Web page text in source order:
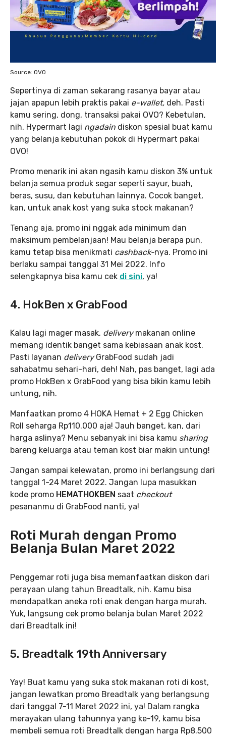
Source: OVO
Sepertinya di zaman sekarang rasanya bayar atau
jajan apapun lebih praktis pakai e-wallet, deh. Pasti
kamu sering, dong, transaksi pakai OVO? Kebetulan,
nih, Hypermart lagi ngadain diskon spesial buat kamu
yang belanja kebutuhan pokok di Hypermart pakai
OVO!
Promo menarik ini akan ngasih kamu diskon 3% untuk
belanja semua produk segar seperti sayur, buah,
beras, susu, dan kebutuhan lainnya. Cocok banget,
kan, untuk anak kost yang suka stock makanan?
Tenang aja, promo ini nggak ada minimum dan
maksimum pembelanjaan! Mau belanja berapa pun,
kamu tetap bisa menikmati cashback-nya. Promo ini
berlaku sampai tanggal 31 Mei 2022. Info
selengkapnya bisa kamu cek di sini, ya!
4. HokBen x GrabFood
Kalau lagi mager masak, deliverymakanan online
memang identik banget sama kebiasaan anak kost.
Pasti layanan deliveryGrabFood sudah jadi
sahabatmu sehari-hari, deh! Nah, pas banget, lagi ada
promo HokBen x GrabFood yang bisa bikin kamu lebih
untung, nih.
Manfaatkan promo 4 HOKA Hemat + 2 Egg Chicken
Roll seharga Rp110.000 aja! Jauh banget, kan, dari
harga aslinya? Menu sebanyak ini bisa kamu sharing
bareng keluarga atau teman kost biar makin untung!
Jangan sampai kelewatan, promo ini berlangsung dari
tanggal 1-24 Maret 2022. Jangan lupa masukkan
kode promo HEMATHOKBEN saat checkout
pesananmu di GrabFood nanti, ya!
Roti Murah dengan Promo
Belanja Bulan Maret 2022
Penggemar roti juga bisa memanfaatkan diskon dari
perayaan ulang tahun Breadtalk, nih. Kamu bisa
mendapatkan aneka roti enak dengan harga murah.
Yuk, langsung cek promo belanja bulan Maret 2022
dari Breadtalk ini!
5. Breadtalk 19th Anniversary
Yay! Buat kamu yang suka stok makanan roti di kost,
jangan lewatkan promo Breadtalk yang berlangsung
dari tanggal 7-11 Maret 2022 ini, ya! Dalam rangka
merayakan ulang tahunnya yang ke-19, kamu bisa
membeli semua roti Breadtalk dengan harga Rp8.500